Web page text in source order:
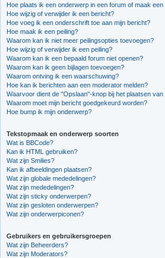
Hoe plaats ik een onderwerp in een forum of maak een
Hoe wijzig of verwijder ik een bericht?
Hoe voeg ik een onderschrift toe aan mijn bericht?
Hoe maak ik een peiling?
Waarom kan ik niet meer peilingsopties toevoegen?
Hoe wijzig of verwijder ik een peiling?
Waarom kan ik een bepaald forum niet openen?
Waarom kan ik geen bijlagen toevoegen?
Waarom ontving ik een waarschuwing?
Hoe kan ik berichten aan een moderator melden?
Waarvoor dient de "Opslaan"-knop bij het plaatsen van
Waarom moet mijn bericht goedgekeurd worden?
Hoe bump ik mijn onderwerp?
Tekstopmaak en onderwerp soorten
Wat is BBCode?
Kan ik HTML gebruiken?
Wat zijn Smilies?
Kan ik afbeeldingen plaatsen?
Wat zijn globale mededelingen?
Wat zijn mededelingen?
Wat zijn sticky onderwerpen?
Wat zijn gesloten onderwerpen?
Wat zijn onderwerpiconen?
Gebruikers en gebruikersgroepen
Wat zijn Beheerders?
Wat zijn Moderators?